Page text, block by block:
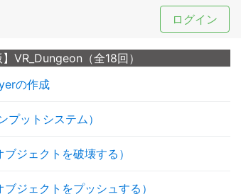
ログイン
VR_Dungeon（全18回）
の作成
ットシステム）
ジェクトを破壊する）
ジェクトをプッシュする）